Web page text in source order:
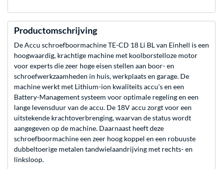
Productomschrijving
De Accu schroefboormachine TE-CD 18 Li BL van Einhell is een
hoogwaardig, krachtige machine met koolborstelloze motor
voor experts die zeer hoge eisen stellen aan boor- en
schroefwerkzaamheden in huis, werkplaats en garage. De
machine werkt met Lithium-ion kwaliteits accu's en een
Battery-Management systeem voor optimale regeling en een
lange levensduur van de accu. De 18V accu zorgt voor een
uitstekende krachtoverbrenging, waarvan de status wordt
aangegeven op de machine. Daarnaast heeft deze
schroefboormachine een zeer hoog koppel en een robuuste
dubbeltoerige metalen tandwielaandrijving met rechts- en
linksloop.